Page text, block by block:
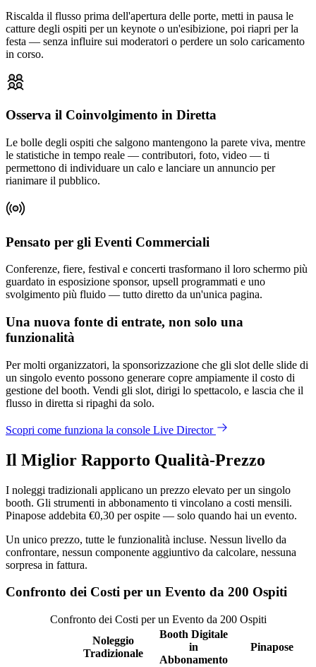
Riscalda il flusso prima dell'apertura delle porte, metti in pausa le
catture degli ospiti per un keynote o un'esibizione, poi riapri per la
festa — senza influire sui moderatori o perdere un solo caricamento
in corso.
Osserva il Coinvolgimento in Diretta
Le bolle degli ospiti che salgono mantengono la parete viva, mentre
le statistiche in tempo reale — contributori, foto, video — ti
permettono di individuare un calo e lanciare un annuncio per
rianimare il pubblico.
Pensato per gli Eventi Commerciali
Conferenze, fiere, festival e concerti trasformano il loro schermo più
guardato in esposizione sponsor, upsell programmati e uno
svolgimento più fluido — tutto diretto da un'unica pagina.
Una nuova fonte di entrate, non solo una
funzionalità
Per molti organizzatori, la sponsorizzazione che gli slot delle slide di
un singolo evento possono generare copre ampiamente il costo di
gestione del booth. Vendi gli slot, dirigi lo spettacolo, e lascia che il
flusso in diretta si ripaghi da solo.
Scopri come funziona la console Live Director
Il Miglior Rapporto Qualità-Prezzo
I noleggi tradizionali applicano un prezzo elevato per un singolo
booth. Gli strumenti in abbonamento ti vincolano a costi mensili.
Pinapose addebita €0,30 per ospite — solo quando hai un evento.
Un unico prezzo, tutte le funzionalità incluse. Nessun livello da
confrontare, nessun componente aggiuntivo da calcolare, nessuna
sorpresa in fattura.
Confronto dei Costi per un Evento da 200 Ospiti
Confronto dei Costi per un Evento da 200 Ospiti
Noleggio
Tradizionale
Booth Digitale
in
Abbonamento
Pinapose